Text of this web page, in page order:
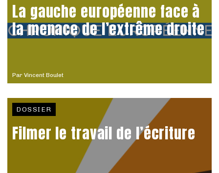
Par Vincent Boulet
La gauche européenne face à
la menace de l’extrême droite
DOSSIER
Filmer le travail de l’écriture